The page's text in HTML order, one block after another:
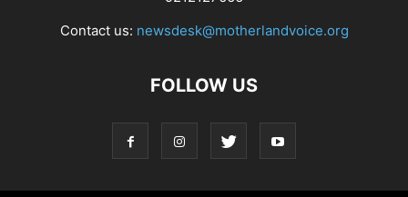
Contact us: newsdesk@motherlandvoice.org
FOLLOW US